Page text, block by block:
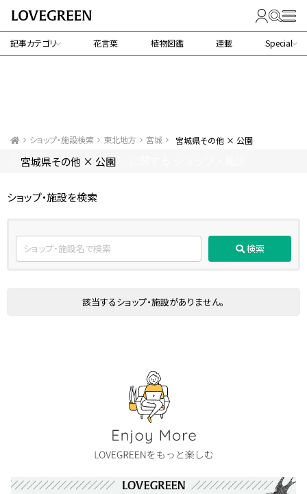
記事カテゴリ 花言葉 植物図鑑 連載 Special
ショップ・施設検索 東北地方 宮城
宮城県その他 × 公園
宮城県その他 × 公園
ショップ・施設を検索
検索
該当するショップ・施設がありません。